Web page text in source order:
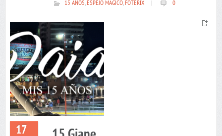
15 AÑOS,ESPEJO MAGICO,FOTERIX 0
17